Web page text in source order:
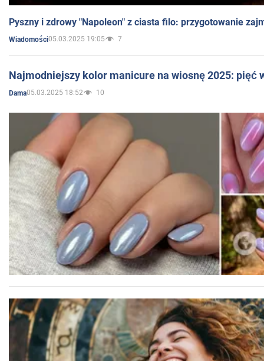
Pyszny i zdrowy "Napoleon" z ciasta filo: przygotowanie
Wiadomości05.03.2025 19:05 7
Najmodniejszy kolor manicure na wiosnę 2025: pięć
Dama05.03.2025 18:52 10